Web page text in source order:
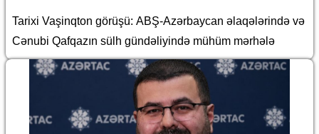
Tarixi Vaşinqton görüşü: ABŞ-Azərbaycan əlaqələrində və
Cənubi Qafqazın sülh gündəliyində mühüm mərhələ